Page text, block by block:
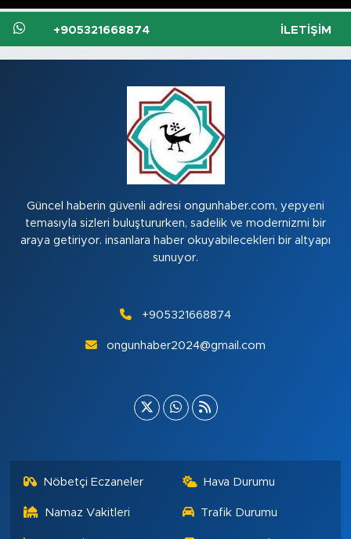
+905321668874 İLETIŞIM
Güncel haberin güvenli adresi ongunhaber.com, yepyeni
temasıyla sizleri buluştururken, sadelik ve modernizmi bir
araya getiriyor. insanlara haber okuyabilecekleri bir altyapı
sunuyor.
+905321668874
ongunhaber2024@gmail.com
Nöbetçi Eczaneler Hava Durumu
Namaz Vakitleri Trafik Durumu